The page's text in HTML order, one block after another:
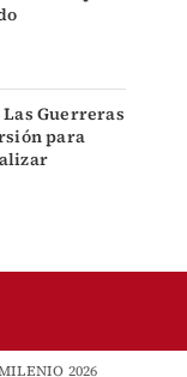
Guerreras
para
2026